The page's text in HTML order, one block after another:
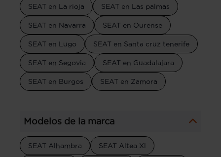
SEAT en La rioja SEAT en Las palmas
SEAT en Navarra SEAT en Ourense
SEAT en Lugo SEAT en Santa cruz tenerife
SEAT en Segovia SEAT en Guadalajara
SEAT en Burgos SEAT en Zamora
Modelos de la marca
SEAT Alhambra SEAT Altea Xl